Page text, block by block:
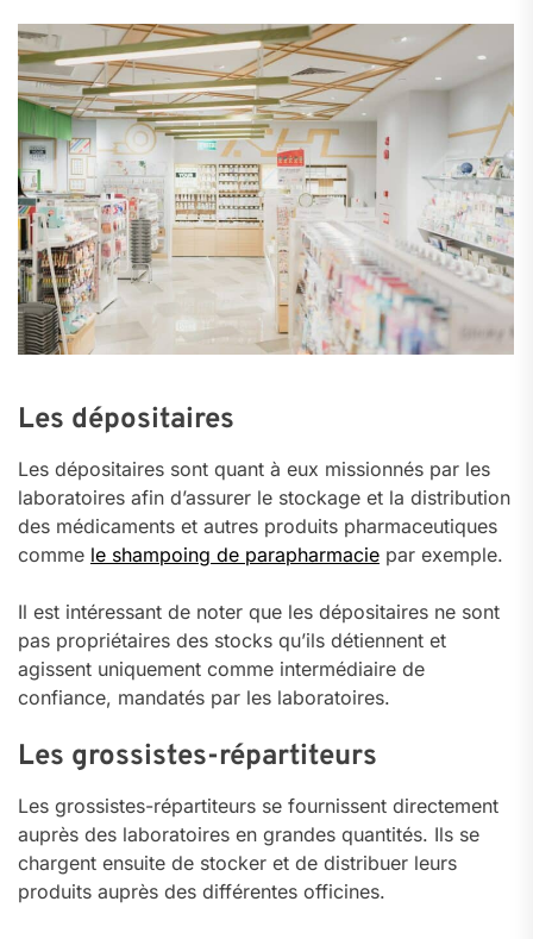
Les dépositaires
Les dépositaires sont quant à eux missionnés par les
laboratoires afin d’assurer le stockage et la distribution
des médicaments et autres produits pharmaceutiques
comme le shampoing de parapharmacie par exemple.
Il est intéressant de noter que les dépositaires ne sont
pas propriétaires des stocks qu’ils détiennent et
agissent uniquement comme intermédiaire de
confiance, mandatés par les laboratoires.
Les grossistes-répartiteurs
Les grossistes-répartiteurs se fournissent directement
auprès des laboratoires en grandes quantités. Ils se
chargent ensuite de stocker et de distribuer leurs
produits auprès des différentes officines.